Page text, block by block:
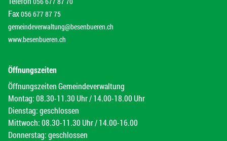
Fax056 677 87 75
gemeindeverwaltung@besenbueren.ch
www.besenbueren.ch
Öffnungszeiten
Öffnungszeiten Gemeindeverwaltung
Montag: 08.30-11.30 Uhr / 14.00-18.00 Uhr
Dienstag: geschlossen
Mittwoch: 08.30-11.30 Uhr / 14.00-16.00
Donnerstag: geschlossen